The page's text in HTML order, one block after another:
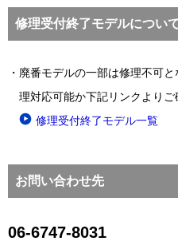
修理受付終了モデルについ
廃番モデルの一部は修理不可
理対応可能か下記リンクよりご
修理受付終了モデル一覧
お問い合わせ先
06-6747-8031